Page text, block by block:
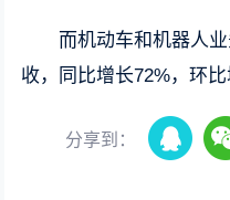
而机动车和机器人
收，同比增长72%，环比
分享到：